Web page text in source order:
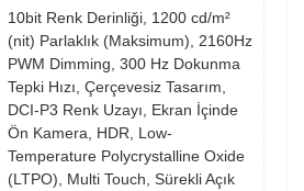
10bit Renk Derinliği, 1200 cd/m²
(nit) Parlaklık (Maksimum), 2160Hz
PWM Dimming, 300 Hz Dokunma
Tepki Hızı, Çerçevesiz Tasarım,
DCI-P3 Renk Uzayı, Ekran İçinde
Ön Kamera, HDR, Low-
Temperature Polycrystalline Oxide
(LTPO), Multi Touch, Sürekli Açık